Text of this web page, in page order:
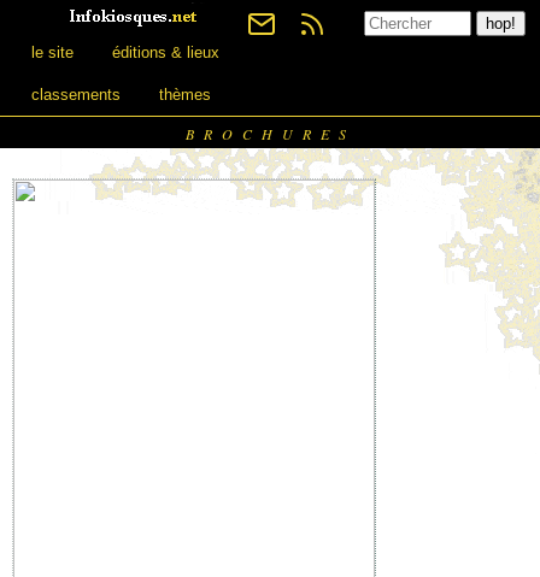
le site éditions & lieux
classements thèmes
BROCHURES